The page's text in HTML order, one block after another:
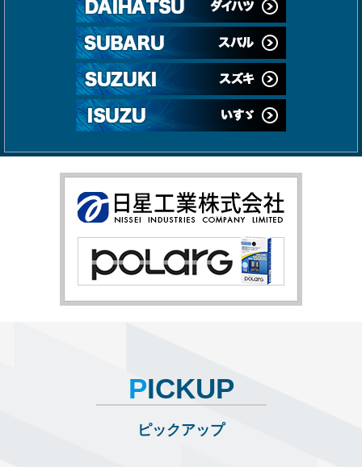
PICKUP
ピックアップ